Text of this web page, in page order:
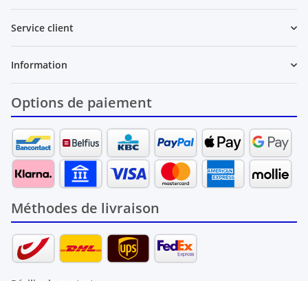
Service client
Information
Options de paiement
Méthodes de livraison